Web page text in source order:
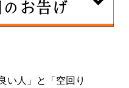
。なんとなくではな
い人」と「空回り